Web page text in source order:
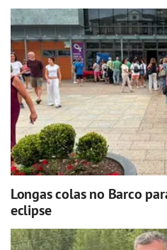
Longas colas no Barco
eclipse